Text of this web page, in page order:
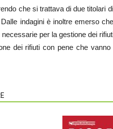
che si trattava di due titolari
indagini è inoltre emerso
per la gestione dei
dei rifiuti con pene che